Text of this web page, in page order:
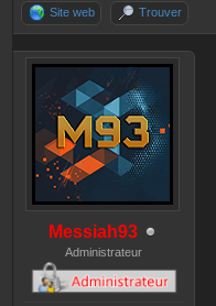
Site web Trouver
Messiah93
Administrateur